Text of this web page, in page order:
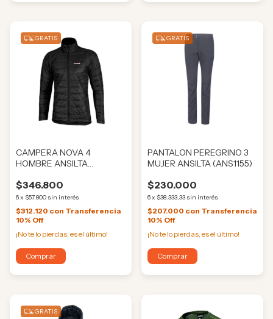
GRATIS
CAMPERA NOVA 4
HOMBRE ANSILTA
$346.800
6x $57.800 sin interés
$312.120 con Transferencia
10% Off
¡No te lo pierdas, es el último!
Comprar
GRATIS
PANTALON PEREGRINO 3
MUJER ANSILTA (ANS1155)
$230.000
6x $38.333,33 sin interés
$207.000 con Transferencia
10% Off
¡No te lo pierdas, es el último!
Comprar
GRATIS